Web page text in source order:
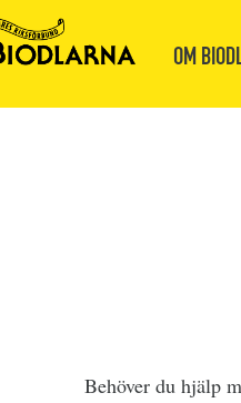
OM
Behöver du hjälp